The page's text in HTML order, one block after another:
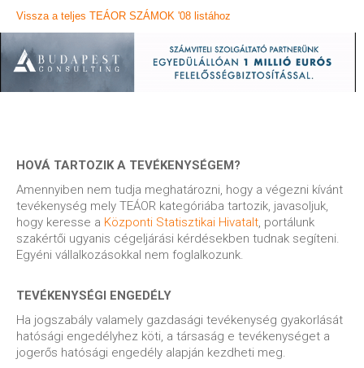
Vissza a teljes TEÁOR SZÁMOK '08 listához
HOVÁ TARTOZIK A TEVÉKENYSÉGEM?
Amennyiben nem tudja meghatározni, hogy a végezni kívánt
tevékenység mely TEÁOR kategóriába tartozik, javasoljuk,
hogy keresse a Központi Statisztikai Hivatalt , portálunk
szakértői ugyanis cégeljárási kérdésekben tudnak segíteni.
Egyéni vállalkozásokkal nem foglalkozunk.
TEVÉKENYSÉGI ENGEDÉLY
Ha jogszabály valamely gazdasági tevékenység gyakorlását
hatósági engedélyhez köti, a társaság e tevékenységet a
jogerős hatósági engedély alapján kezdheti meg.